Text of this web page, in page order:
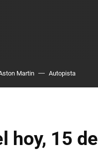
Martin Autopista
hoy, 15 de